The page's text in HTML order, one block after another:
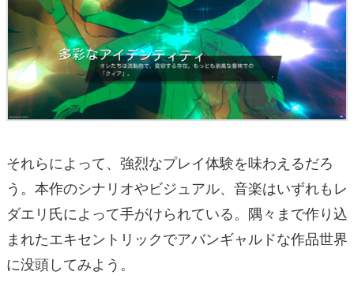
それらによって、強烈なプレイ体験を味わえるだろ
う。本作のシナリオやビジュアル、音楽はいずれもレ
ダエリ氏によって手がけられている。隅々まで作り込
まれたエキセントリックでアバンギャルドな作品世界
に没頭してみよう。